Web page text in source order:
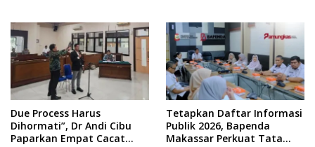
Due Process Harus
Dihormati”, Dr Andi Cibu
Paparkan Empat Cacat
Tetapkan Daftar Informasi
Publik 2026, Bapenda
Makassar Perkuat Tata